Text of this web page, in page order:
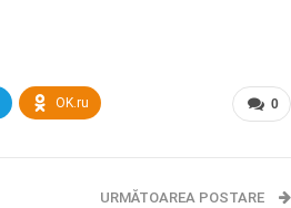
0
OK.ru
URMĂTOAREA POSTARE